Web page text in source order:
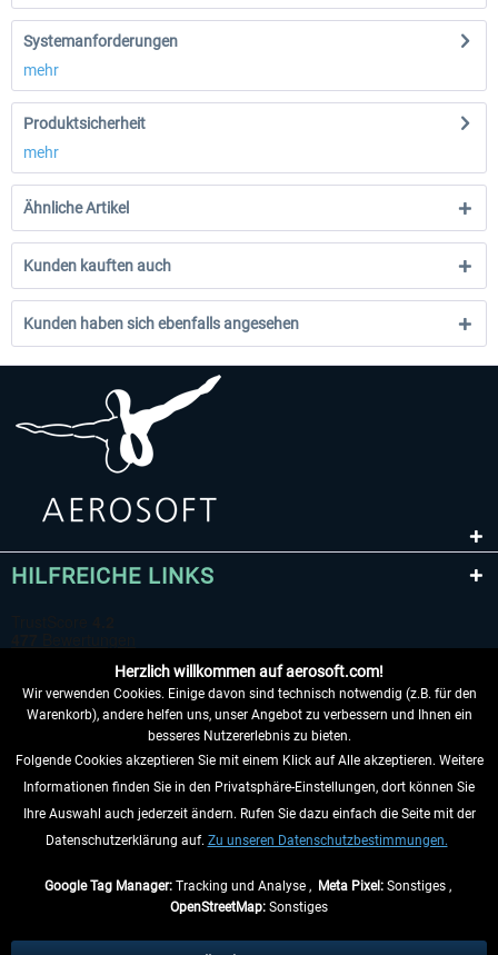
Systemanforderungen
mehr
Produktsicherheit
mehr
Ähnliche Artikel
Kunden kauften auch
Kunden haben sich ebenfalls angesehen
HILFREICHE LINKS
VERTRAG WIDERRUFEN
INFORMATIONEN
Herzlich willkommen auf aerosoft.com!
Wir verwenden Cookies. Einige davon sind technisch notwendig (z.B. für den
Warenkorb), andere helfen uns, unser Angebot zu verbessern und Ihnen ein
besseres Nutzererlebnis zu bieten.
Folgende Cookies akzeptieren Sie mit einem Klick auf Alle akzeptieren. Weitere
Informationen finden Sie in den Privatsphäre-Einstellungen, dort können Sie
Ihre Auswahl auch jederzeit ändern. Rufen Sie dazu einfach die Seite mit der
Datenschutzerklärung auf. Zu unseren Datenschutzbestimmungen.
Google Tag Manager:Tracking und Analyse , Meta Pixel:Sonstiges ,
OpenStreetMap: Sonstiges